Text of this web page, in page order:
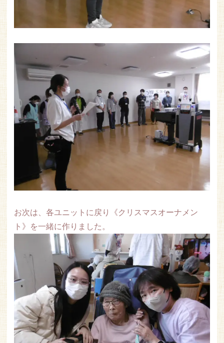
お次は、各ユニットに戻り《クリスマスオーナメン
ト》を一緒に作りました。